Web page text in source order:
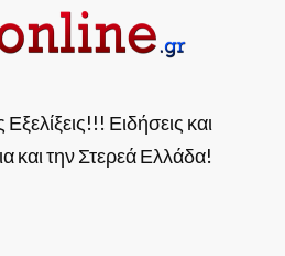
Εξελίξεις!!! Ειδήσεις και
και την Στερεά Ελλάδα!